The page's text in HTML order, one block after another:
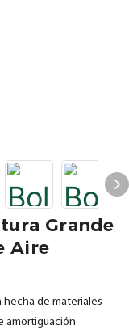
Grande
Aire
hecha de materiales
amortiguación